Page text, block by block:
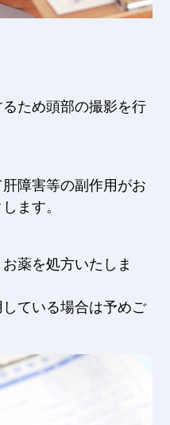
ため頭部の撮影を行
障害等の副作用がお
ます。
薬を処方いたしま
ている場合は予めご